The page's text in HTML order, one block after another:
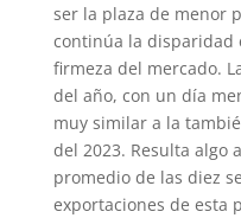
ser la plaza de menor
continúa la disparidad
firmeza del mercado.
del año, con un día
muy similar a la
del 2023. Resulta algo
promedio de las diez
exportaciones de esta